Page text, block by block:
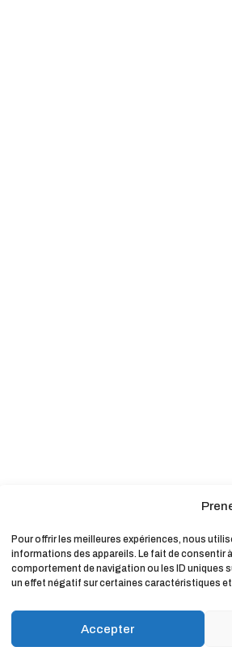
Pour offrir les meilleures expériences, nous
informations des appareils. Le fait de consentir
comportement de navigation ou les ID uniques
un effet négatif sur certaines caractéristiques
Accepter